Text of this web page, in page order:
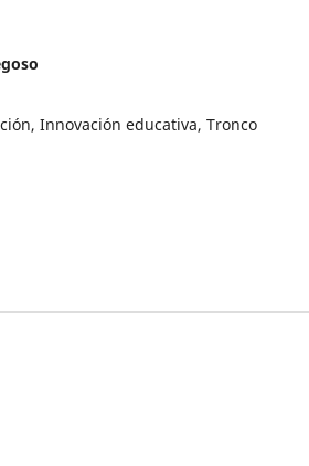
Innovación educativa, Tronco